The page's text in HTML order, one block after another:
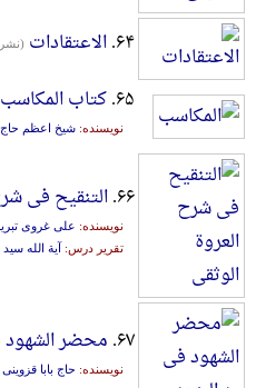
۶۴. الاعتقادات
۶۵. کتاب المکاسب
نویسنده: شیخ اعظم
۶۶. التنقیح فی
نویسنده: علی غروی
تقریر درس: آیة الله
۶۷. محضر الشهود
نویسنده: حاج بابا قزوینی